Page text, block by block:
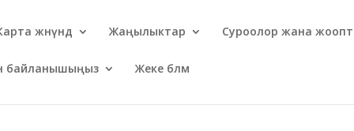
жөнүндө Жаңылыктар Суроолор жана
байланышыңыз Жеке бөлмө